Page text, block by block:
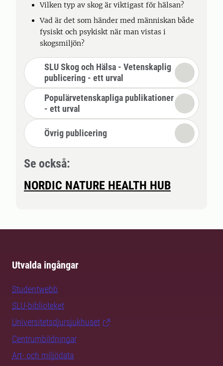
Vilken typ av skog är viktigast för hälsan?
Vad är det som händer med människan både
fysiskt och psykiskt när man vistas i
skogsmiljön?
SLU Skog och Hälsa - Vetenskaplig
publicering - ett urval
Populärvetenskapliga publikationer
- ett urval
Övrig publicering
Se också:
NORDIC NATURE HEALTH HUB
Utvalda ingångar
Studentwebb
SLU-biblioteket
Universitetsdjursjukhuset
Centrumbildningar
Art- och miljödata